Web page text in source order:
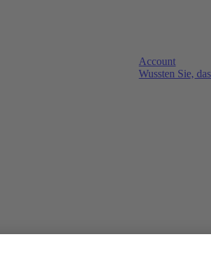
Account
Wussten Sie,